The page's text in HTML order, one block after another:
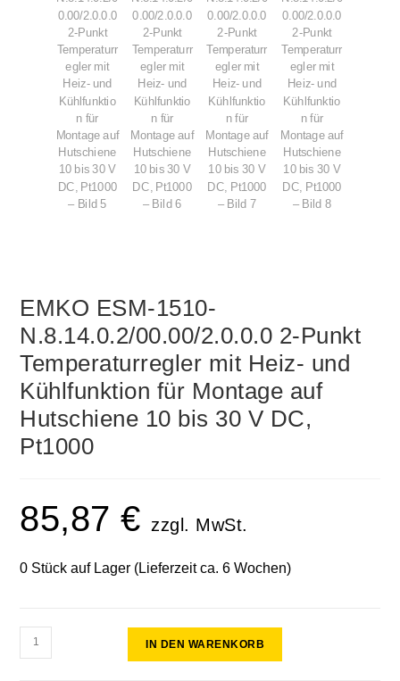
EMKO ESM-1510-
N.8.14.0.2/00.00/2.0.0.0 2-Punkt
Temperaturregler mit Heiz- und
Kühlfunktion für Montage auf
Hutschiene 10 bis 30 V DC,
Pt1000
85,87€ zzgl. MwSt.
0 Stück auf Lager (Lieferzeit ca. 6 Wochen)
IN DEN WARENKORB